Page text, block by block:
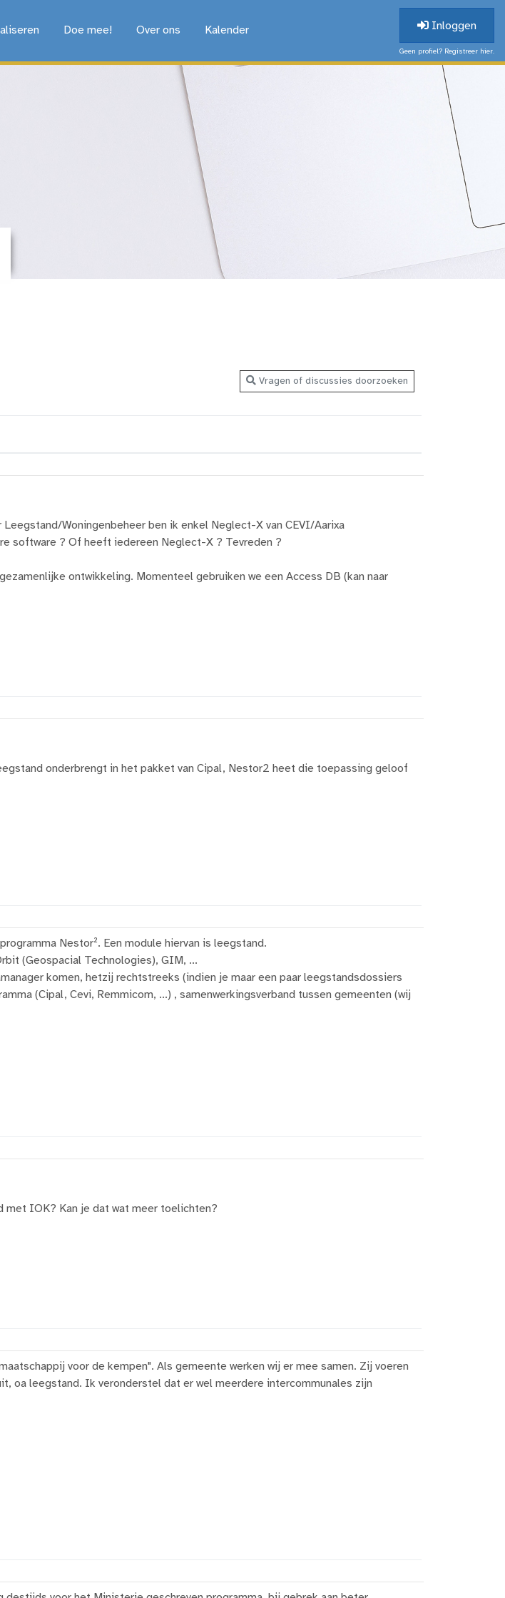
Doe mee! Over ons Kalender Inloggen
Geen profiel? Registreer hier.
Vragen of discussies doorzoeken
Woningenbeheer ben ik enkel Neglect-X van CEVI/Aarixa
software ? Of heeft iedereen Neglect-X ? Tevreden ?
ontwikkeling. Momenteel gebruiken we een Access DB (kan naar
onderbrengt in het pakket van Cipal, Nestor2 heet die toepassing geloof
Nestor². Een module hiervan is leegstand.
(Geospacial Technologies), GIM, ...
komen, hetzij rechtstreeks (indien je maar een paar leegstandsdossiers
(Cipal, Cevi, Remmicom, ...) , samenwerkingsverband tussen gemeenten (wij
met IOK? Kan je dat wat meer toelichten?
voor de kempen". Als gemeente werken wij er mee samen. Zij voeren
oa leegstand. Ik veronderstel dat er wel meerdere intercommunales zijn